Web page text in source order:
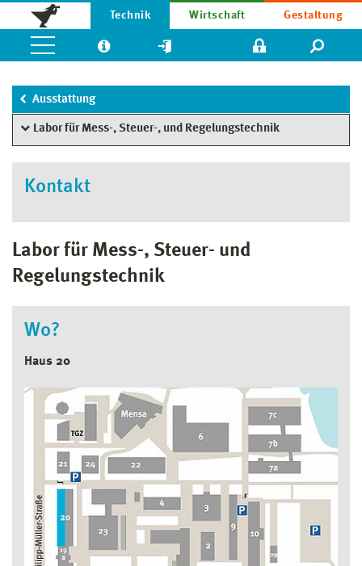
Technik Wirtschaft Gestaltung
Ausstattung
Labor für Mess-, Steuer-, und Regelungstechnik
Kontakt
Labor für Mess-, Steuer- und
Regelungstechnik
Wo?
Haus 20